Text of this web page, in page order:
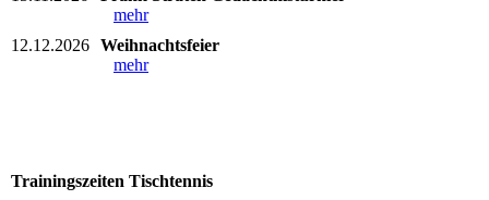
mehr
12.12.2026 Weihnachtsfeier
mehr
Trainingszeiten Tischtennis